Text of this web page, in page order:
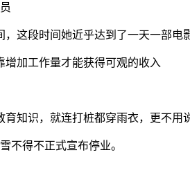
这段时间她近乎达到了一天一部电
加工作量才能获得可观的收入
知识，就连打桩都穿雨衣，更不用
不得不正式宣布停业。